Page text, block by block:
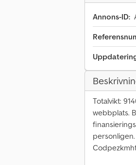
Annons-ID:
Totalvikt:
webbplats.
personligen.